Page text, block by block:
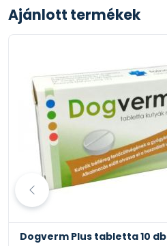
Ajánlott termékek
Dogverm Plus tabletta 10 db